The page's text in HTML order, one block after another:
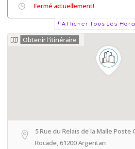
Fermé actuellement!
Afficher Tous Les
Obtenir l'itinéraire
5 Rue du Relais de la Malle Poste
Rocade, 61200 Argentan